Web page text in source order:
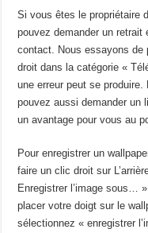
Si vous êtes le propriétaire
pouvez demander un
contact. Nous essayons de
droit dans la catégorie «
une erreur peut se
pouvez aussi demander un
un avantage pour vous au
Pour enregistrer un
faire un clic droit sur
Enregistrer l’image sous…
placer votre doigt sur le
sélectionnez « enregistrer